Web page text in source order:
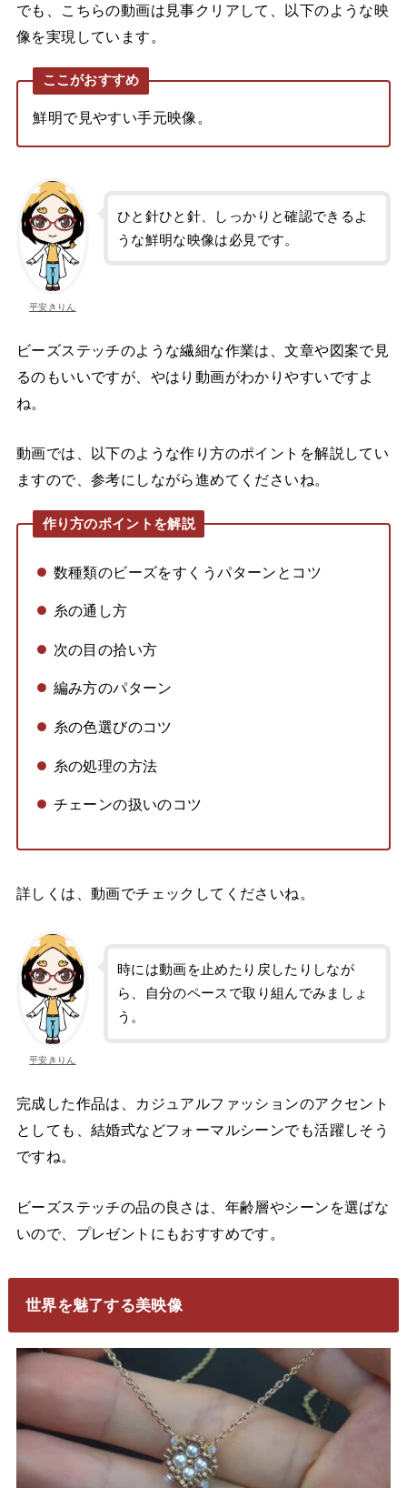
でも、こちらの動画は見事クリアして、以下のような映
像を実現しています。
ここがおすすめ
鮮明で見やすい手元映像。
平安きりん
ひと針ひと針、しっかりと確認できるよ
うな鮮明な映像は必見です。
ビーズステッチのような繊細な作業は、文章や図案で見
るのもいいですが、やはり動画がわかりやすいですよ
ね。
動画では、以下のような作り方のポイントを解説してい
ますので、参考にしながら進めてくださいね。
作り方のポイントを解説
数種類のビーズをすくうパターンとコツ
糸の通し方
次の目の拾い方
編み方のパターン
糸の色選びのコツ
糸の処理の方法
チェーンの扱いのコツ
詳しくは、動画でチェックしてくださいね。
平安きりん
時には動画を止めたり戻したりしなが
ら、自分のペースで取り組んでみましょ
う。
完成した作品は、カジュアルファッションのアクセント
としても、結婚式などフォーマルシーンでも活躍しそう
ですね。
ビーズステッチの品の良さは、年齢層やシーンを選ばな
いので、プレゼントにもおすすめです。
世界を魅了する美映像